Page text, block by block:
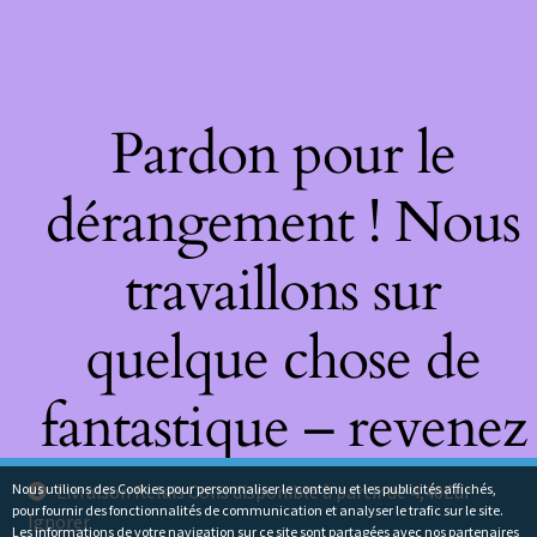
Livraison Relais Colis disponible à partir de 4,40Eur
Ignorer
Pardon pour le
dérangement ! Nous
travaillons sur
quelque chose de
fantastique – revenez
bientôt !
Nous utilions des Cookies pour personnaliser le contenu et les publicités affichés,
pour fournir des fonctionnalités de communication et analyser le trafic sur le site.
Les informations de votre navigation sur ce site sont partagées avec nos partenaires